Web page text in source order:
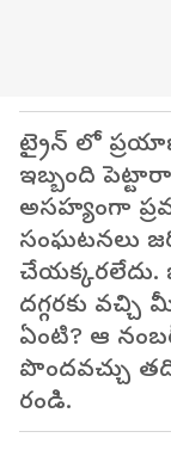
ట్రైన్ లో
ఇబ్బంది
అసహ్యంగా
సంఘటనలు
దగ్గరకు
ఏంటి? ఆ
పొందవచ్చు
రండి.